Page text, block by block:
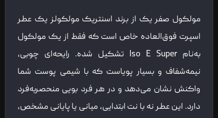
مولکول صفر یک از برند اسنتریک مولکولز یک عطر
اسپرت فوق‌العاده خاص است که فقط از یک مولکول
به‌نام Iso E Super تشکیل شده. رایحه‌ای چوبی،
نیمه‌شفاف و بسیار پویاست که با شیمی پوست شما
واکنش نشان می‌دهد و در هر فرد بویی منحصربه‌فرد
دارد. این عطر نه با نت ابتدایی، میانی یا پایانی مشخص،